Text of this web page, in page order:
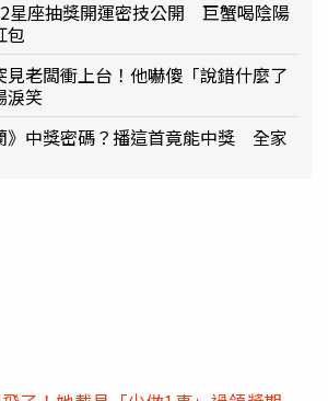
星座抽獎開運密技公開 巨蟹喝陰陽
包
老闆衝上台！他嚇傻「說錯什麼了
淚笑
》中獎密碼？播這首竟能中獎 全家